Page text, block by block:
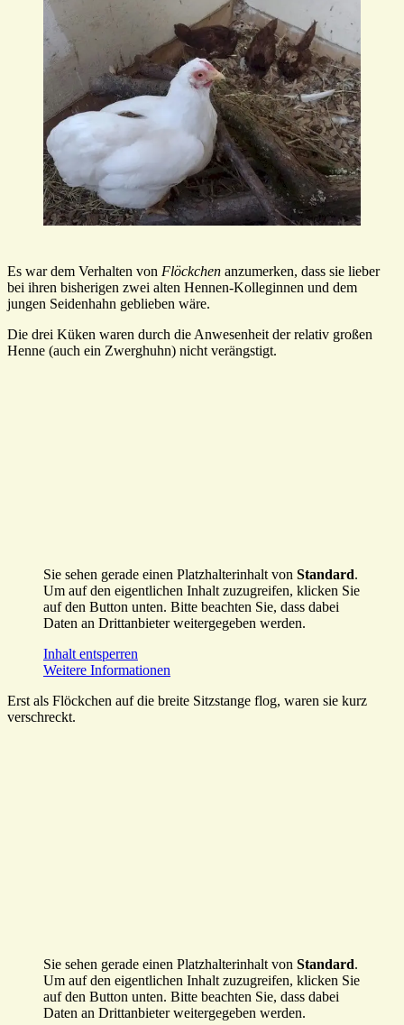
Es war dem Verhalten von Flöckchen anzumerken, dass sie lieber
bei ihren bisherigen zwei alten Hennen-Kolleginnen und dem
jungen Seidenhahn geblieben wäre.
Die drei Küken waren durch die Anwesenheit der relativ großen
Henne (auch ein Zwerghuhn) nicht verängstigt.
Sie sehen gerade einen Platzhalterinhalt von Standard.
Um auf den eigentlichen Inhalt zuzugreifen, klicken Sie
auf den Button unten. Bitte beachten Sie, dass dabei
Daten an Drittanbieter weitergegeben werden.
Inhalt entsperren
Weitere Informationen
Erst als Flöckchen auf die breite Sitzstange flog, waren sie kurz
verschreckt.
Sie sehen gerade einen Platzhalterinhalt von Standard.
Um auf den eigentlichen Inhalt zuzugreifen, klicken Sie
auf den Button unten. Bitte beachten Sie, dass dabei
Daten an Drittanbieter weitergegeben werden.